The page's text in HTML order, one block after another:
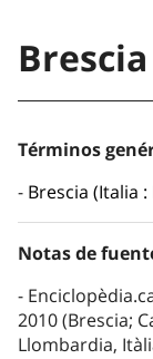
Términos
Brescia (Italia
Notas de
2010 (Brescia;
Llombardia,